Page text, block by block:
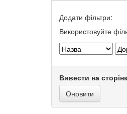
Додати фільтри:
Використовуйте
Вивести на